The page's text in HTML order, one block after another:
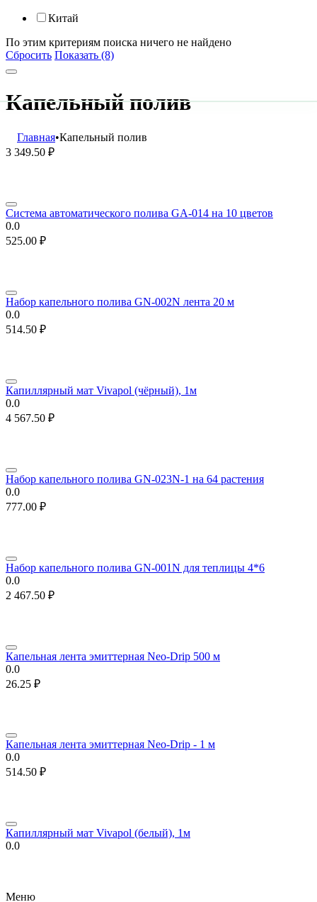
Китай
По этим критериям поиска ничего не найдено
Сбросить Показать (8)
Капельный полив
Главная•Капельный полив
3 349.50 ₽
Система автоматического полива GA-014 на 10 цветов
0.0
525.00 ₽
Набор капельного полива GN-002N лента 20 м
0.0
514.50 ₽
Капиллярный мат Vivapol (чёрный), 1м
0.0
4 567.50 ₽
Набор капельного полива GN-023N-1 на 64 растения
0.0
777.00 ₽
Набор капельного полива GN-001N для теплицы 4*6
0.0
2 467.50 ₽
Капельная лента эмиттерная Neo-Drip 500 м
0.0
26.25 ₽
Капельная лента эмиттерная Neo-Drip - 1 м
0.0
514.50 ₽
Капиллярный мат Vivapol (белый), 1м
0.0
Меню